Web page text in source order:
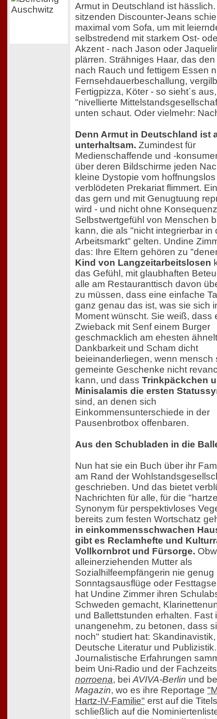
Armut in Deutschland ist
sitzenden Discounter-Jeans
maximal vom Sofa, um mit
selbstredend mit starkem Ost-
Akzent - nach Jason oder
plärren. Strähniges Haar, das
nach Rauch und fettigem Essen
Fernsehdauerbeschallung,
Fertigpizza, Köter - so sieht´s
"nivellierte
unten schaut. Oder vielmehr:
Denn Armut in Deutschland ist
unterhaltsam. Zumindest für
Medienschaffende und -
über deren Bildschirme jeden
kleine Dystopie vom hoffnungslos
verblödeten Prekariat flimmert.
das gern und mit Genugtuung
wird - und nicht ohne
Selbstwertgefühl von Menschen
kann, die als "nicht integrierbar in
Arbeitsmarkt" gelten. Undine
das: Ihre Eltern gehören zu
Kind von Langzeitarbeitslosen
das Gefühl, mit glaubhaften
alle am Restauranttisch davon
zu müssen, dass eine einfache
ganz genau das ist, was sie sich
Moment wünscht. Sie weiß, dass
Zwieback mit Senf einem Burger
geschmacklich am ehesten
Dankbarkeit und Scham dicht
beieinanderliegen, wenn mensch
gemeinte Geschenke nicht
kann, und dass Trinkpäckchen
Minisalamis die ersten
sind, an denen sich
Einkommensunterschiede in der
Pausenbrotbox offenbaren.
Aus den Schubladen in die
Nun hat sie ein Buch über ihr
am Rand der
geschrieben. Und das bietet
Nachrichten für alle, für die
Synonym für perspektivloses
bereits zum festen Wortschatz
in einkommensschwachen
gibt es Reclamhefte und
Vollkornbrot und Fürsorge.
alleinerziehenden Mutter als
Sozialhilfeempfängerin nie genug
Sonntagsausflüge oder
hat Undine Zimmer ihren
Schweden gemacht,
und Ballettstunden erhalten. Fast
unangenehm, zu betonen, dass
noch" studiert hat:
Deutsche Literatur und Publizistik.
Journalistische Erfahrungen
beim Uni-Radio und der
norroena, bei AVIVA-Berlin und
Magazin, wo es ihre Reportage
Hartz-IV-Familie" erst auf die
schließlich auf die